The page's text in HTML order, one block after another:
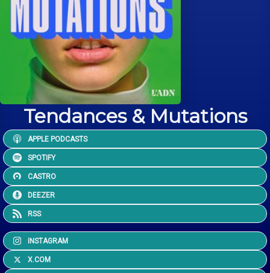
Tendances & Mutations
APPLE PODCASTS
SPOTIFY
CASTRO
DEEZER
RSS
INSTAGRAM
X.COM